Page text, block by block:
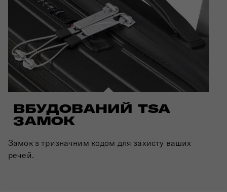
ВБУДОВАНИЙ TSA
ЗАМОК
Замок з тризначним кодом для захисту ваших
речей.